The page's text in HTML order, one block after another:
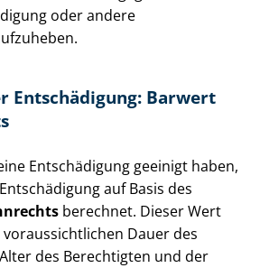
oder andere
Entschädigung: Barwert
Entschädigung geeinigt haben,
auf Basis des
berechnet. Dieser Wert
Dauer des
des Berechtigten und der